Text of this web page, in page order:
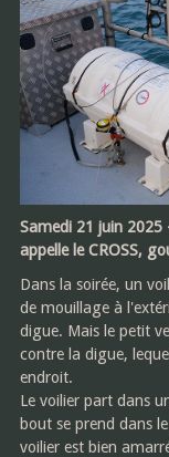
Samedi 21 juin
appelle le CROSS,
Dans la soirée, un
de mouillage à
digue. Mais le petit
contre la digue,
endroit.
Le voilier part dans
bout se prend dans
voilier est bien